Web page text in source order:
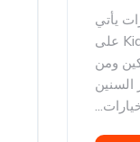
يأتي
بالعديد من المزايا، حيث تحرص الشركة الكورية Kia على
ومن
السنين